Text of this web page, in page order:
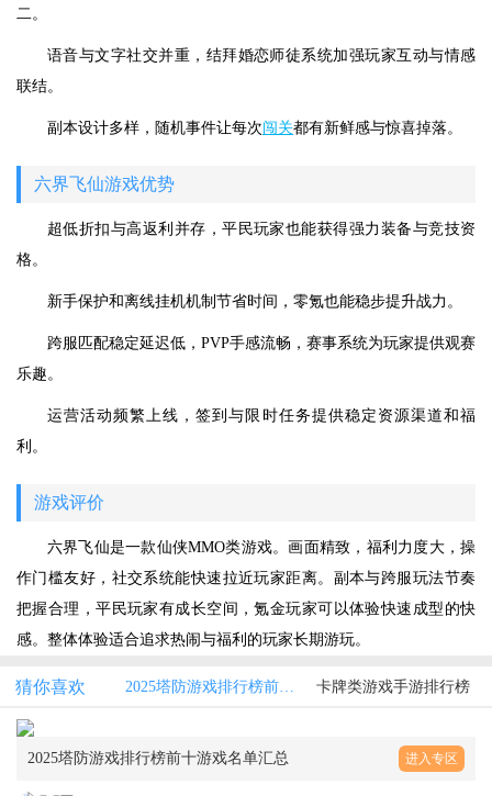
二。
语音与文字社交并重，结拜婚恋师徒系统加强玩家互动与情感
联结。
副本设计多样，随机事件让每次闯关都有新鲜感与惊喜掉落。
六界飞仙游戏优势
超低折扣与高返利并存，平民玩家也能获得强力装备与竞技资
格。
新手保护和离线挂机机制节省时间，零氪也能稳步提升战力。
跨服匹配稳定延迟低，PVP手感流畅，赛事系统为玩家提供观赛
乐趣。
运营活动频繁上线，签到与限时任务提供稳定资源渠道和福
利。
游戏评价
六界飞仙是一款仙侠MMO类游戏。画面精致，福利力度大，操
作门槛友好，社交系统能快速拉近玩家距离。副本与跨服玩法节奏
把握合理，平民玩家有成长空间，氪金玩家可以体验快速成型的快
感。整体体验适合追求热闹与福利的玩家长期游玩。
猜你喜欢 2025塔防游戏排行榜前十游戏名单汇总 卡牌类游戏手游排行榜
2025塔防游戏排行榜前十游戏名单汇总 进入专区